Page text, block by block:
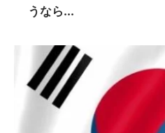
うなら...